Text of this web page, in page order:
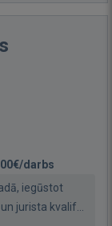
darbs
iegūstot
jurista kvalif...